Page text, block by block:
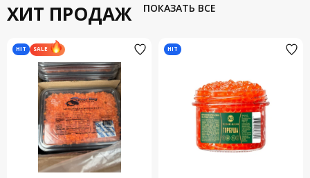
ХИТ ПРОДАЖ ПОКАЗАТЬ ВСЕ
HIT SALE HIT